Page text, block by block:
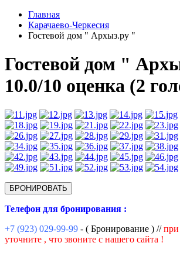
Главная
Карачаево-Черкесия
Гостевой дом " Архыз.ру "
Гостевой дом "
10.0/10 оценка (2
БРОНИРОВАТЬ
Телефон для бронирования :
+7 (923) 029-99-99 - ( Бронирование ) //при
уточните , что звоните с нашего сайта !